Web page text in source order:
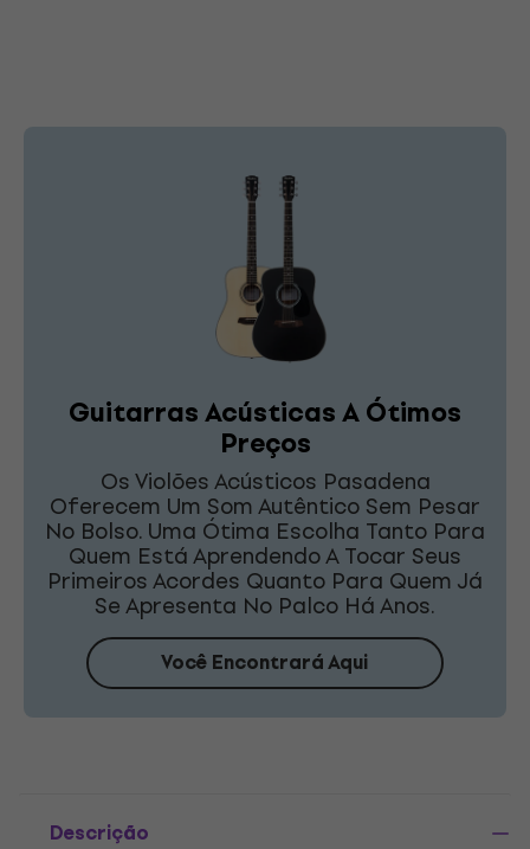
Guitarras Acústicas A Ótimos
Preços
Os Violões Acústicos Pasadena
Oferecem Um Som Autêntico Sem Pesar
No Bolso. Uma Ótima Escolha Tanto Para
Quem Está Aprendendo A Tocar Seus
Primeiros Acordes Quanto Para Quem Já
Se Apresenta No Palco Há Anos.
Você Encontrará Aqui
Descrição